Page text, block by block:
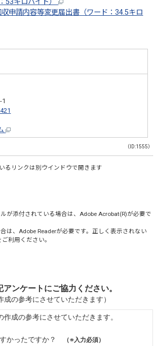
53キロバイト）
申請内容等変更届出書（ワード：34.5キロ
（ID:1555）
るリンクは別ウインドウで開きます
が添付されている場合は、 Adobe Acrobat(R)が必要で
は、 Adobe Readerが必要です。正しく表示されない
利用ください。